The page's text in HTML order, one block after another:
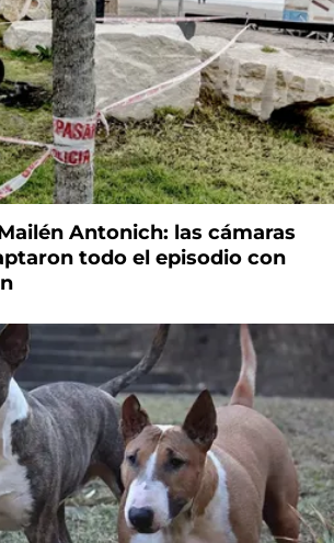
Antonich: las cámaras
todo el episodio con